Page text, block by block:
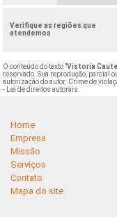
Verifique as regiões que
atendemos
O conteúdo do texto "Vistoria
reservado. Sua reprodução, parcial
autorização do autor. Crime de
- Lei de direitos autorais
Home
Empresa
Missão
Serviços
Contato
Mapa do site